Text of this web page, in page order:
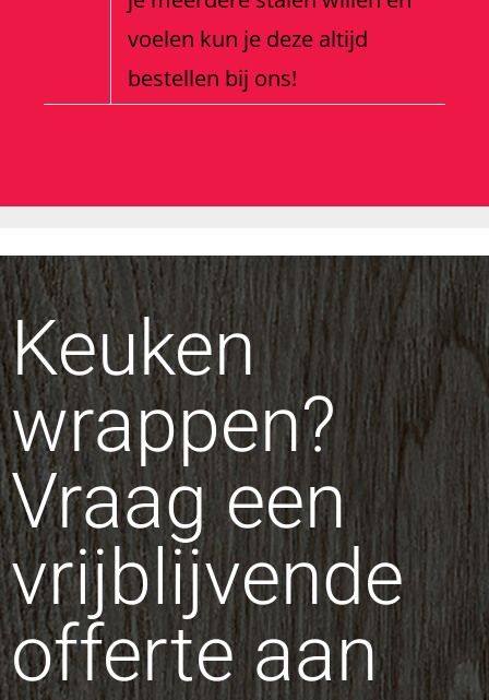
voelen kun je deze altijd
bestellen bij ons!
Keuken
wrappen?
Vraag een
vrijblijvende
offerte aan